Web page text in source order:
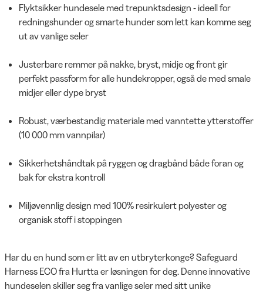
Flyktsikker hundesele med trepunktsdesign - ideell for
redningshunder og smarte hunder som lett kan komme seg
ut av vanlige seler
Justerbare remmer på nakke, bryst, midje og front gir
perfekt passform for alle hundekropper, også de med smale
midjer eller dype bryst
Robust, værbestandig materiale med vanntette ytterstoffer
(10 000 mm vannpilar)
Sikkerhetshåndtak på ryggen og dragbånd både foran og
bak for ekstra kontroll
Miljøvennlig design med 100% resirkulert polyester og
organisk stoff i stoppingen
Har du en hund som er litt av en utbryterkonge? Safeguard
Harness ECO fra Hurtta er løsningen for deg. Denne innovative
hundeselen skiller seg fra vanlige seler med sitt unike